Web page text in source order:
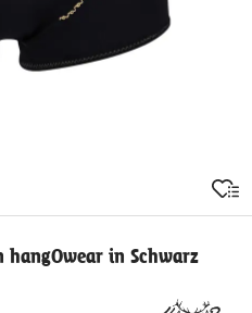
in Schwarz